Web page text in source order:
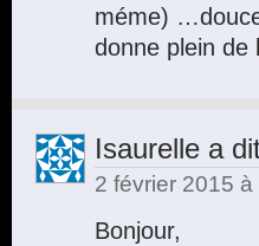
méme)
donne plein de
Isaurelle a
2 février 2015 à
Bonjour,